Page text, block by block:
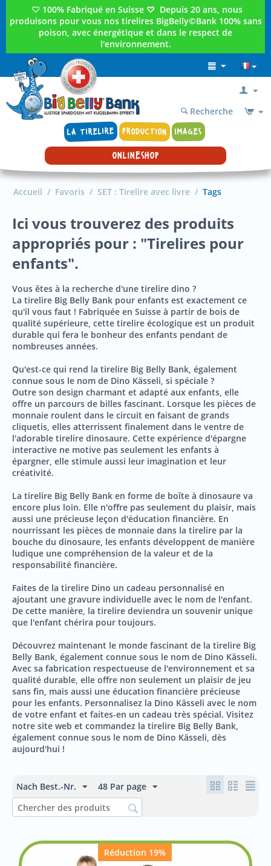
♡ 100% Fabriqué en Suisse ♡ Depuis 20 ans, nous
produisons pour vous nos tirelires BigBelly©Bank 100% sans
poison, avec énergétique et dans le respect de
l'environnement.
LA TIRELIRE PRODUCTION IMAGES
Recherche
ONLINESHOP
Accueil / Favoris / SET : Tirelire avec livre / Tags
Ici vous trouverez des produits
appropriés pour : "Tirelires pour
enfants".
Vous êtes à la recherche d'une tirelire dino ?
La tirelire Big Belly Bank pour enfants est exactement ce
qu'il vous faut ! Fabriquée en Suisse à partir de bois de
qualité supérieure, cette tirelire écologique est un produit
durable qui fera le bonheur des enfants pendant de
nombreuses années.
Qu'est-ce qui rend la tirelire Big Belly Bank, également
connue sous le nom de Dino Kässeli, si spéciale ?
Outre son design charmant et adapté aux enfants, elle
offre un parcours de billes fascinant. Lorsque les pièces de
monnaie roulent dans le circuit en faisant de grands
cliquetis, elles atterrissent finalement dans le ventre de
l'adorable tirelire dinosaure. Cette expérience d'épargne
interactive ne motive pas seulement les enfants à
épargner, elle stimule aussi leur imagination et leur
créativité.
La tirelire Big Belly Bank en forme de boîte à dinosaure va
encore plus loin. Elle n'offre pas seulement du plaisir, mais
aussi une précieuse leçon d'éducation financière. En
nourrissant les pièces de monnaie dans la tirelire par la
bouche du dinosaure, les enfants développent de manière
ludique une compréhension de la valeur et de la
responsabilité financière.
Faites de la tirelire Dino un cadeau personnalisé en
ajoutant une gravure individuelle avec le nom de l'enfant.
De cette manière, la tirelire deviendra un souvenir unique
que l'enfant chérira pour toujours.
Découvrez maintenant le monde fascinant de la tirelire Big
Belly Bank, également connue sous le nom de Dino Kässeli.
Avec sa fabrication respectueuse de l'environnement et sa
qualité durable, elle offre non seulement un plaisir de jeu
sans fin, mais aussi une éducation financière précieuse
pour les enfants. Personnalisez la Dino Kässeli avec le nom
de votre enfant et faites-en un cadeau très spécial. Visitez
notre site web et commandez la tirelire Big Belly Bank,
également connue sous le nom de Dino Kässeli, dès
aujourd'hui !
Nach Best.-Nr. 48 Par page
Réduction 19%